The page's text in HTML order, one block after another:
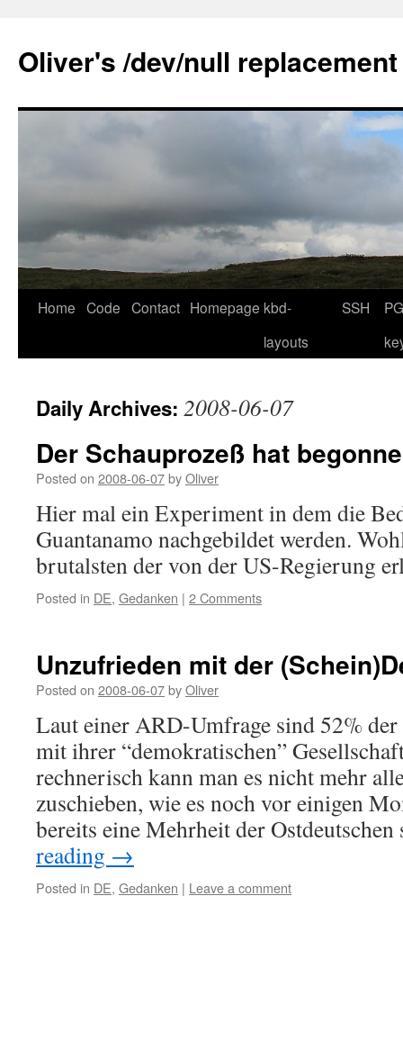
content
Oliver's /dev/null replacement
Home Code Contact Homepage kbd-
layouts
SSH
Daily Archives: 2008-06-07
Der Schauprozeß hat
Posted on 2008-06-07byOliver
Hier mal ein Experiment in dem die
Guantanamo nachgebildet werden.
brutalsten der von der US-Regierung
Posted in DE, Gedanken | 2 Comments
Unzufrieden mit der
Posted on 2008-06-07byOliver
Laut einer ARD-Umfrage sind 52%
mit ihrer “demokratischen”
rechnerisch kann man es nicht mehr
zuschieben, wie es noch vor einigen
bereits eine Mehrheit der
reading →
Posted in DE, Gedanken | Leave a comment